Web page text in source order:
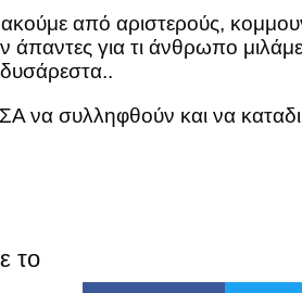
από αριστερούς,
άπαντες για τι άνθρωπο
να συλληφθούν και να
το